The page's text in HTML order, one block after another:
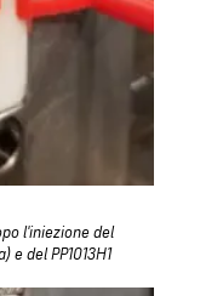
l'iniezione del
e del PP1013H1